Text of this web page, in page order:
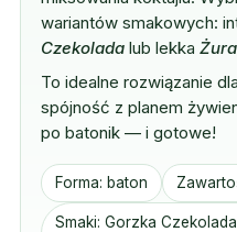
wariantów smakowych:
Czekolada lub lekka
To idealne rozwiązanie
spójność z planem
po batonik — i gotowe!
Forma: baton
Smaki: Gorzka